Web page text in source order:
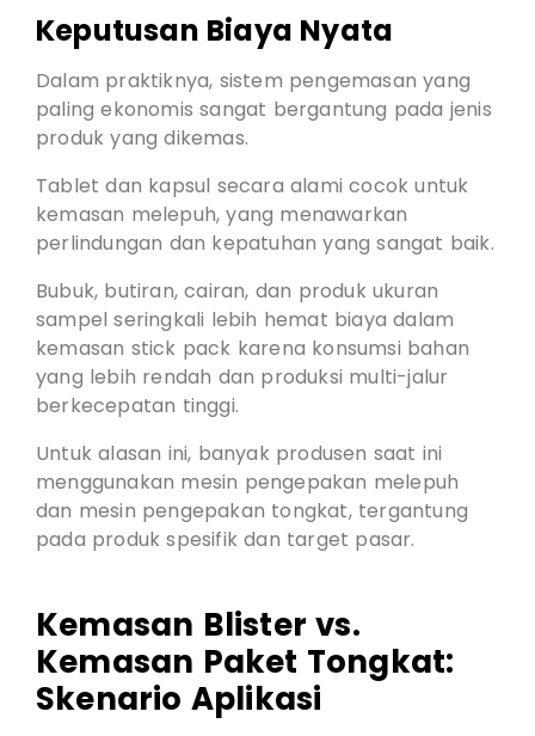
Keputusan Biaya Nyata
Dalam praktiknya, sistem pengemasan yang
paling ekonomis sangat bergantung pada jenis
produk yang dikemas.
Tablet dan kapsul secara alami cocok untuk
kemasan melepuh, yang menawarkan
perlindungan dan kepatuhan yang sangat baik.
Bubuk, butiran, cairan, dan produk ukuran
sampel seringkali lebih hemat biaya dalam
kemasan stick pack karena konsumsi bahan
yang lebih rendah dan produksi multi-jalur
berkecepatan tinggi.
Untuk alasan ini, banyak produsen saat ini
menggunakan mesin pengepakan melepuh
dan mesin pengepakan tongkat, tergantung
pada produk spesifik dan target pasar.
Kemasan Blister vs.
Kemasan Paket Tongkat:
Skenario Aplikasi